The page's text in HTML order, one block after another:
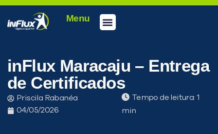
Menu
inFlux Maracaju – Entrega
de Certificados
Priscila Rabanéa
04/05/2026
Tempo de leitura: